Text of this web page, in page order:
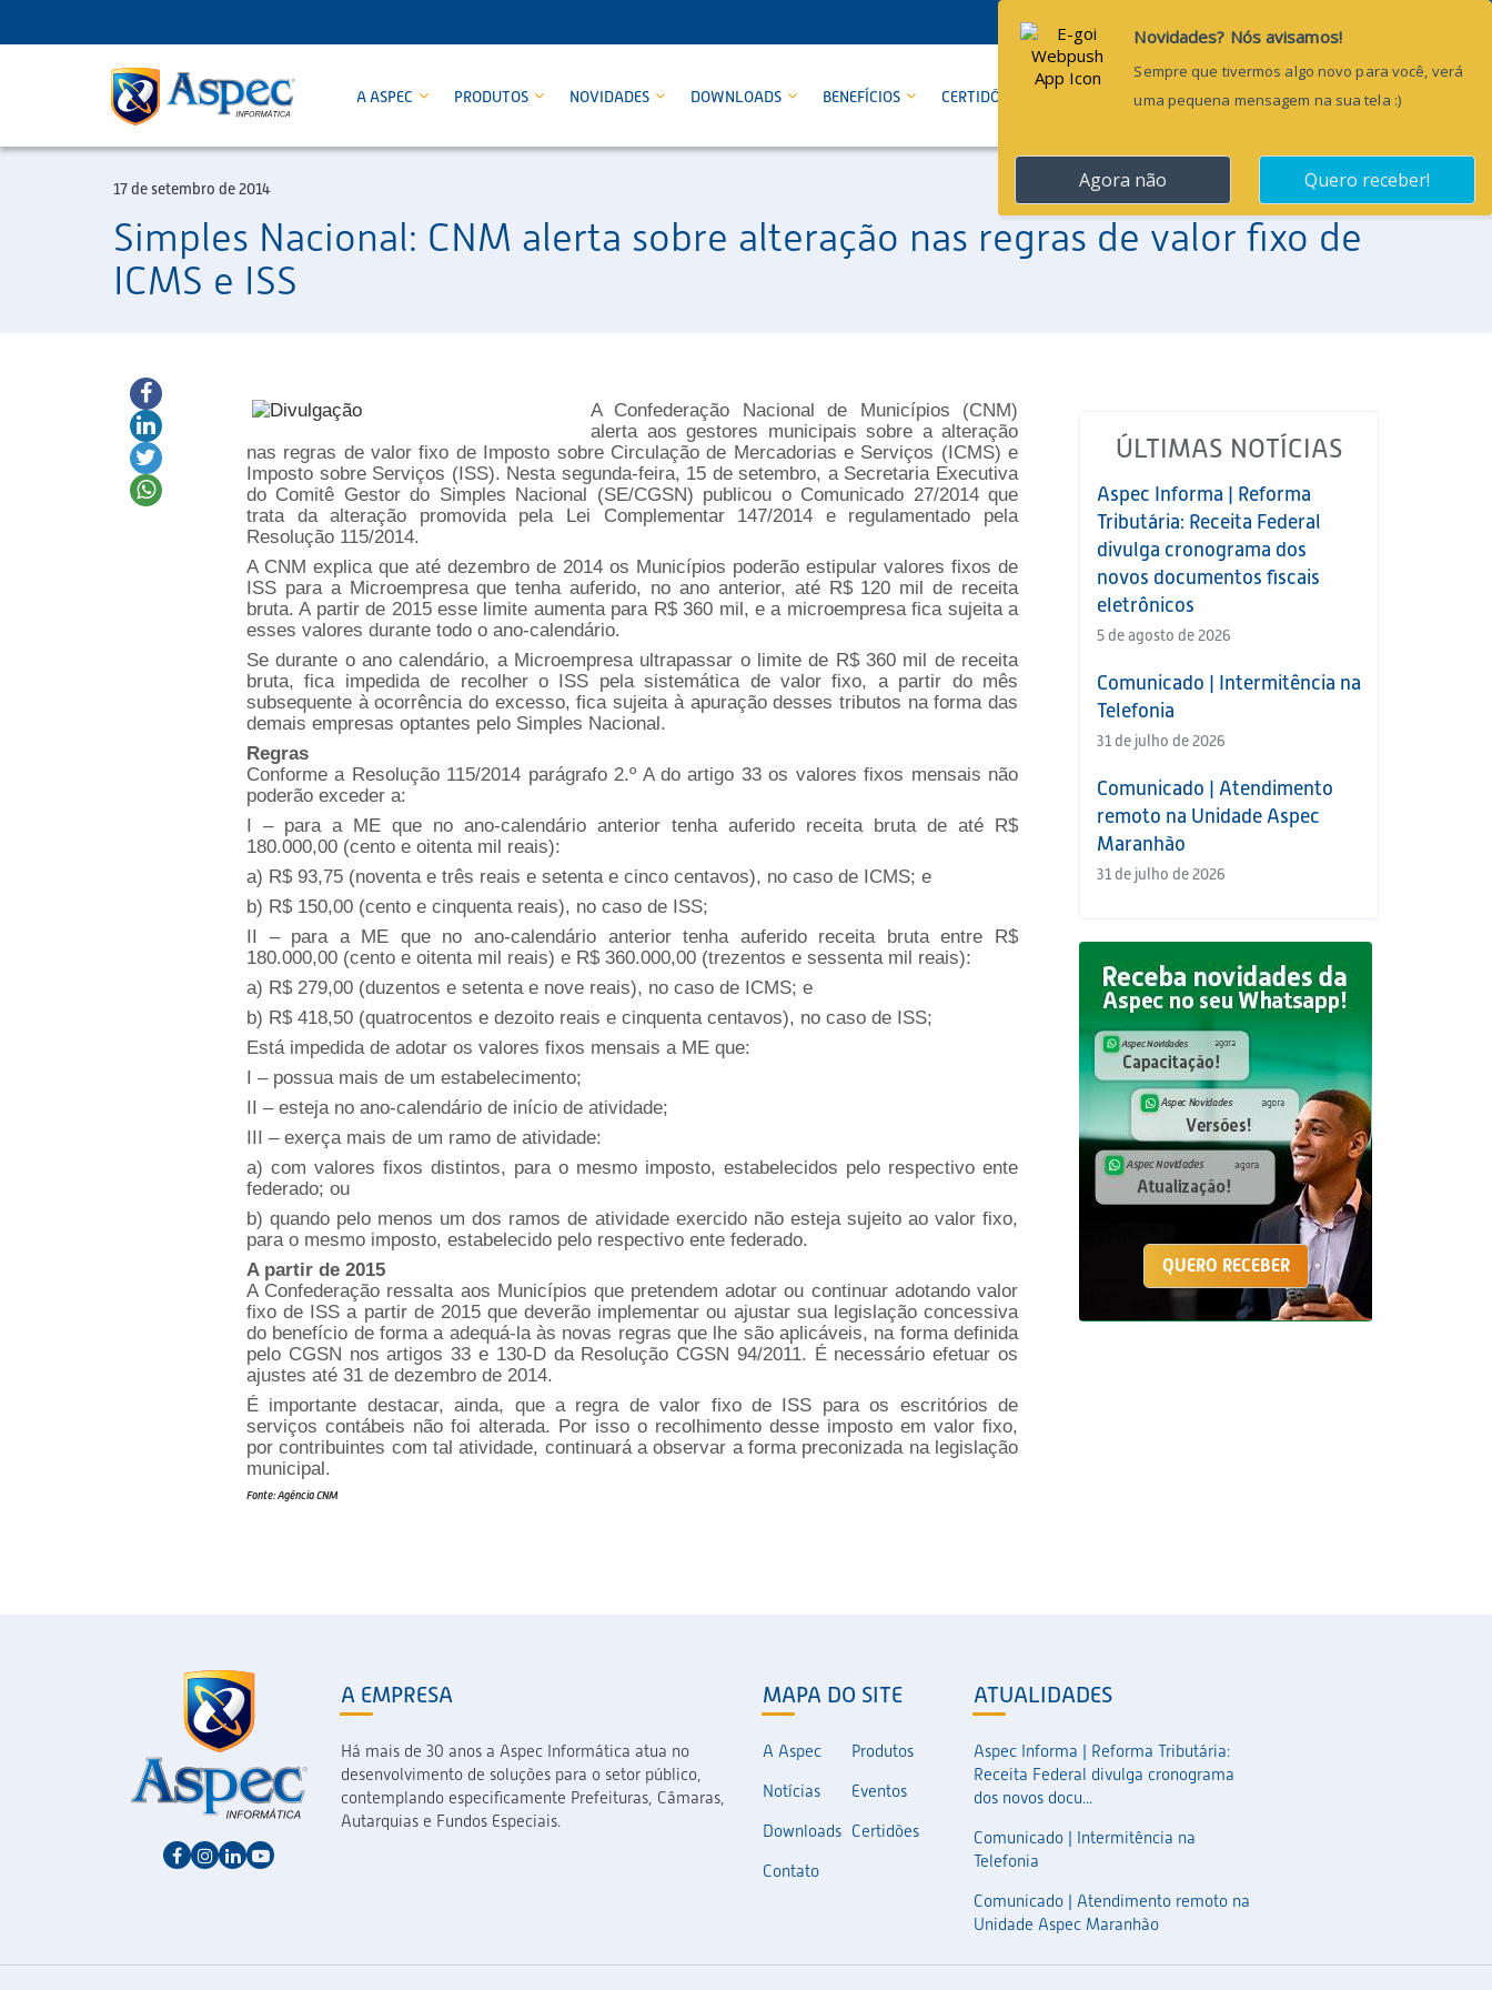
A ASPEC PRODUTOS NOVIDADES DOWNLOADS BENEFÍCIOS CERTIDÕES CONTATO Pesquisar...
17 de setembro de 2014
Simples Nacional: CNM alerta sobre alteração nas regras de valor fixo de
ICMS e ISS
A Confederação Nacional de Municípios (CNM)
alerta aos gestores municipais sobre a alteração
nas regras de valor fixo de Imposto sobre Circulação de Mercadorias e Serviços (ICMS) e
Imposto sobre Serviços (ISS). Nesta segunda-feira, 15 de setembro, a Secretaria Executiva
do Comitê Gestor do Simples Nacional (SE/CGSN) publicou o Comunicado 27/2014 que
trata da alteração promovida pela Lei Complementar 147/2014 e regulamentado pela
Resolução 115/2014.
A CNM explica que até dezembro de 2014 os Municípios poderão estipular valores fixos de
ISS para a Microempresa que tenha auferido, no ano anterior, até R$ 120 mil de receita
bruta. A partir de 2015 esse limite aumenta para R$ 360 mil, e a microempresa fica sujeita a
esses valores durante todo o ano-calendário.
Se durante o ano calendário, a Microempresa ultrapassar o limite de R$ 360 mil de receita
bruta, fica impedida de recolher o ISS pela sistemática de valor fixo, a partir do mês
subsequente à ocorrência do excesso, fica sujeita à apuração desses tributos na forma das
demais empresas optantes pelo Simples Nacional.
Regras
Conforme a Resolução 115/2014 parágrafo 2.º A do artigo 33 os valores fixos mensais não
poderão exceder a:
I – para a ME que no ano-calendário anterior tenha auferido receita bruta de até R$
180.000,00 (cento e oitenta mil reais):
a) R$ 93,75 (noventa e três reais e setenta e cinco centavos), no caso de ICMS; e
b) R$ 150,00 (cento e cinquenta reais), no caso de ISS;
II – para a ME que no ano-calendário anterior tenha auferido receita bruta entre R$
180.000,00 (cento e oitenta mil reais) e R$ 360.000,00 (trezentos e sessenta mil reais):
a) R$ 279,00 (duzentos e setenta e nove reais), no caso de ICMS; e
b) R$ 418,50 (quatrocentos e dezoito reais e cinquenta centavos), no caso de ISS;
Está impedida de adotar os valores fixos mensais a ME que:
I – possua mais de um estabelecimento;
II – esteja no ano-calendário de início de atividade;
III – exerça mais de um ramo de atividade:
a) com valores fixos distintos, para o mesmo imposto, estabelecidos pelo respectivo ente
federado; ou
b) quando pelo menos um dos ramos de atividade exercido não esteja sujeito ao valor fixo,
para o mesmo imposto, estabelecido pelo respectivo ente federado.
A partir de 2015
A Confederação ressalta aos Municípios que pretendem adotar ou continuar adotando valor
fixo de ISS a partir de 2015 que deverão implementar ou ajustar sua legislação concessiva
do benefício de forma a adequá-la às novas regras que lhe são aplicáveis, na forma definida
pelo CGSN nos artigos 33 e 130-D da Resolução CGSN 94/2011. É necessário efetuar os
ajustes até 31 de dezembro de 2014.
É importante destacar, ainda, que a regra de valor fixo de ISS para os escritórios de
serviços contábeis não foi alterada. Por isso o recolhimento desse imposto em valor fixo,
por contribuintes com tal atividade, continuará a observar a forma preconizada na legislação
municipal.
Fonte: Agência CNM
ÚLTIMAS NOTÍCIAS
Aspec Informa | Reforma
Tributária: Receita Federal
divulga cronograma dos
novos documentos fiscais
eletrônicos
5 de agosto de 2026
Comunicado | Intermitência na
Telefonia
31 de julho de 2026
Comunicado | Atendimento
remoto na Unidade Aspec
Maranhão
31 de julho de 2026
QUERO RECEBER
A EMPRESA
Há mais de 30 anos a Aspec Informática atua no
desenvolvimento de soluções para o setor público,
contemplando especificamente Prefeituras, Câmaras,
Autarquias e Fundos Especiais.
MAPA DO SITE
A Aspec
Produtos
Notícias
Eventos
Downloads Certidões
Contato
ATUALIDADES
Aspec Informa | Reforma Tributária:
Receita Federal divulga cronograma
dos novos docu...
Comunicado | Intermitência na
Telefonia
Comunicado | Atendimento remoto na
Unidade Aspec Maranhão